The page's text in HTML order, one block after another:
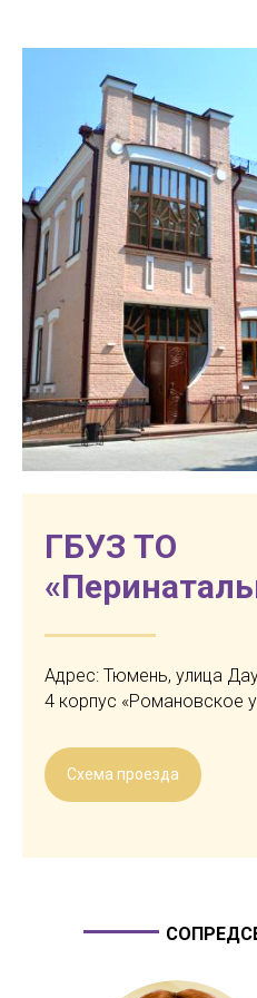
Подпишитесь
быть в
ГБУЗ ТО
Адрес: Тюмень, улица
4 корпус «Романовское
Схема проезда